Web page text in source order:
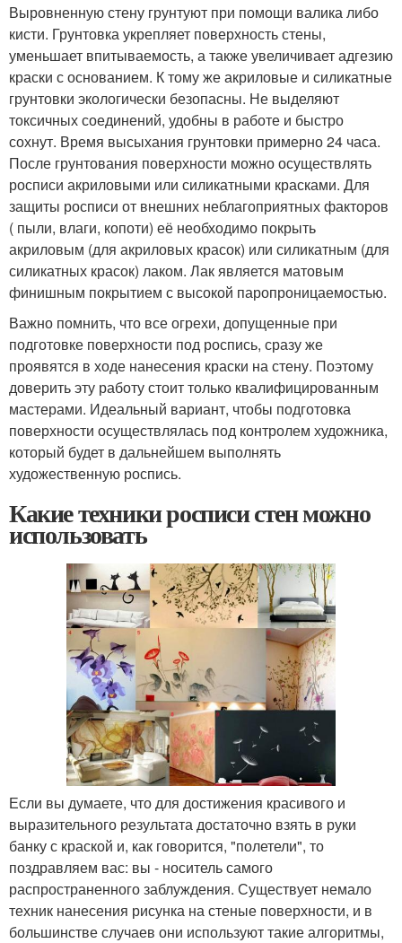
Выровненную стену грунтуют при помощи валика либо
кисти. Грунтовка укрепляет поверхность стены,
уменьшает впитываемость, а также увеличивает адгезию
краски с основанием. К тому же акриловые и силикатные
грунтовки экологически безопасны. Не выделяют
токсичных соединений, удобны в работе и быстро
сохнут. Время высыхания грунтовки примерно 24 часа.
После грунтования поверхности можно осуществлять
росписи акриловыми или силикатными красками. Для
защиты росписи от внешних неблагоприятных факторов
( пыли, влаги, копоти) её необходимо покрыть
акриловым (для акриловых красок) или силикатным (для
силикатных красок) лаком. Лак является матовым
финишным покрытием с высокой паропроницаемостью.
Важно помнить, что все огрехи, допущенные при
подготовке поверхности под роспись, сразу же
проявятся в ходе нанесения краски на стену. Поэтому
доверить эту работу стоит только квалифицированным
мастерами. Идеальный вариант, чтобы подготовка
поверхности осуществлялась под контролем художника,
который будет в дальнейшем выполнять
художественную роспись.
Какие техники росписи стен можно
использовать
Если вы думаете, что для достижения красивого и
выразительного результата достаточно взять в руки
банку с краской и, как говорится, "полетели", то
поздравляем вас: вы - носитель самого
распространенного заблуждения. Существует немало
техник нанесения рисунка на стеные поверхности, и в
большинстве случаев они используют такие алгоритмы,